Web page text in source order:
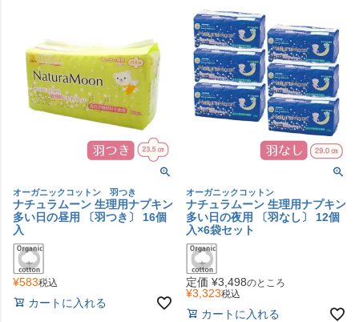
オーガニックコットン 羽つき
ナチュラムーン 生理用ナプキン
多い日の昼用 〔羽つき〕 16個
入
¥583税込
カートに入れる
オーガニックコットン
ナチュラムーン 生理用ナプキン
多い日の夜用 〔羽なし〕 12個
入×6袋セット
定価 ¥3,498のところ
¥3,323税込
カートに入れる